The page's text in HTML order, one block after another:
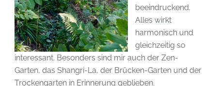
beeindruckend.
Alles wirkt
harmonisch und
gleichzeitig so
interessant. Besonders sind mir auch der Zen-
Garten, das Shangri-La, der Brücken-Garten und der
Trockengarten in Erinnerung geblieben.